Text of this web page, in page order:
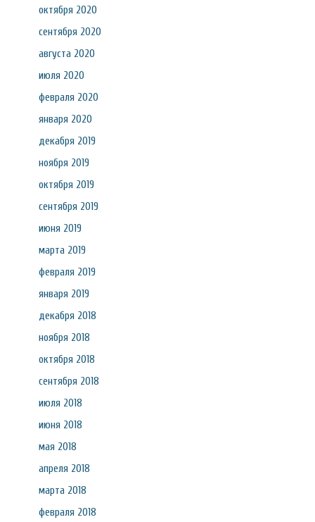
октября 2020
сентября 2020
августа 2020
июля 2020
февраля 2020
января 2020
декабря 2019
ноября 2019
октября 2019
сентября 2019
июня 2019
марта 2019
февраля 2019
января 2019
декабря 2018
ноября 2018
октября 2018
сентября 2018
июля 2018
июня 2018
мая 2018
апреля 2018
марта 2018
февраля 2018